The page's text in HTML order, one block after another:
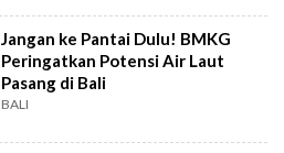
Jangan ke Pantai Dulu! BMKG
Peringatkan Potensi Air Laut
Pasang di Bali
BALI